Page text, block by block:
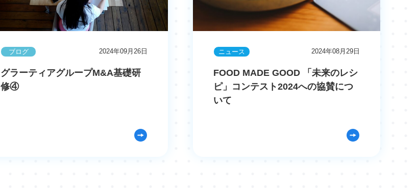
ブログ 2024年09月26日
グラーティアグループM&A基礎研
修④
ニュース 2024年08月29日
FOOD MADE GOOD 「未来のレシ
ピ」コンテスト2024への協賛につ
いて